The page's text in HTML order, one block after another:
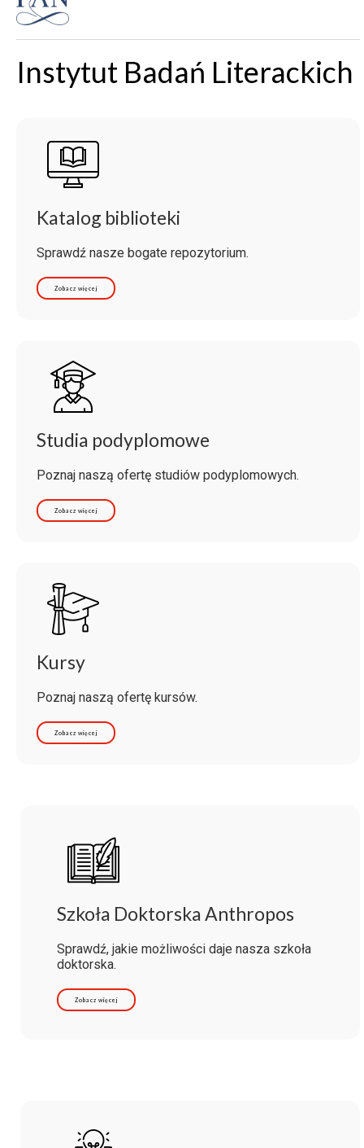
Instytut Badań Literackich
Katalog biblioteki
Sprawdź nasze bogate repozytorium.
Zobacz więcej
Studia podyplomowe
Poznaj naszą ofertę studiów podyplomowych.
Zobacz więcej
Kursy
Poznaj naszą ofertę kursów.
Zobacz więcej
Szkoła Doktorska Anthropos
Sprawdź, jakie możliwości daje nasza szkoła
doktorska.
Zobacz więcej